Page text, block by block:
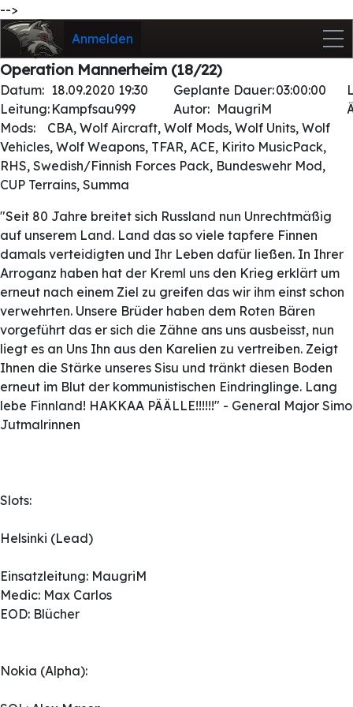
-->
Anmelden
Operation Mannerheim (18/22)
Datum: 18.09.2020 19:30 Geplante Dauer:03:00:00
Leitung: Kampfsau999 Autor: MaugriM
Mods:
CBA, Wolf Aircraft, Wolf Mods, Wolf Units, Wolf
Vehicles, Wolf Weapons, TFAR, ACE, Kirito MusicPack,
RHS, Swedish/Finnish Forces Pack, Bundeswehr Mod,
CUP Terrains, Summa
"Seit 80 Jahre breitet sich Russland nun Unrechtmäßig
auf unserem Land. Land das so viele tapfere Finnen
damals verteidigten und Ihr Leben dafür ließen. In Ihrer
Arroganz haben hat der Kreml uns den Krieg erklärt um
erneut nach einem Ziel zu greifen das wir ihm einst schon
verwehrten. Unsere Brüder haben dem Roten Bären
vorgeführt das er sich die Zähne ans uns ausbeisst, nun
liegt es an Uns Ihn aus den Karelien zu vertreiben. Zeigt
Ihnen die Stärke unseres Sisu und tränkt diesen Boden
erneut im Blut der kommunistischen Eindringlinge. Lang
lebe Finnland! HAKKAA PÄÄLLE!!!!!!" - General Major Simo
Jutmalrinnen
Slots:
Helsinki (Lead)
Einsatzleitung: MaugriM
Medic: Max Carlos
EOD: Blücher
Nokia (Alpha):